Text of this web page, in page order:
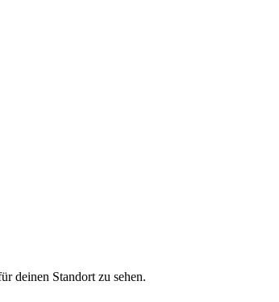
deinen Standort zu sehen.